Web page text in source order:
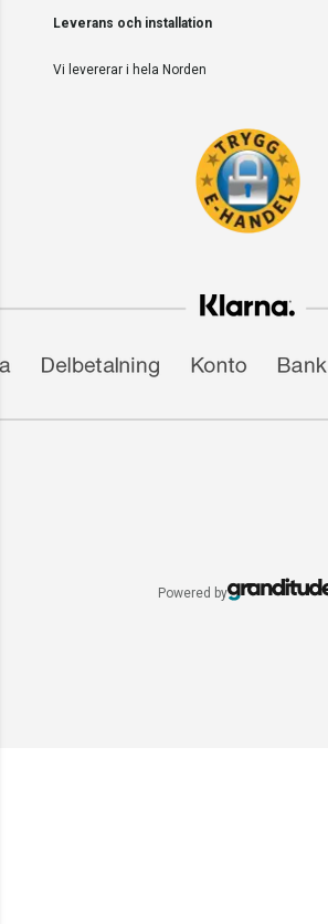
Leverans och installation
Vi levererar i hela Norden
Powered by